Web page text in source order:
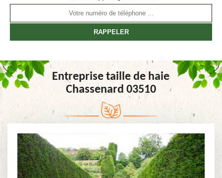
Entreprise taille de haie
Chassenard 03510